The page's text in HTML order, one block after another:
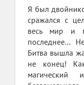
Я был
сражался с
весь мир и
последнее…
Битва вышла
не конец!
магический